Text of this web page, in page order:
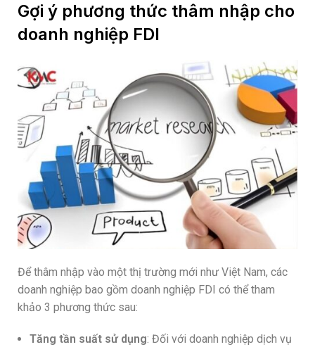
Gợi ý phương thức thâm nhập cho
doanh nghiệp FDI
Để thâm nhập vào một thị trường mới như Việt Nam, các
doanh nghiệp bao gồm doanh nghiệp FDI có thể tham
khảo 3 phương thức sau:
Tăng tần suất sử dụng: Đối với doanh nghiệp dịch vụ